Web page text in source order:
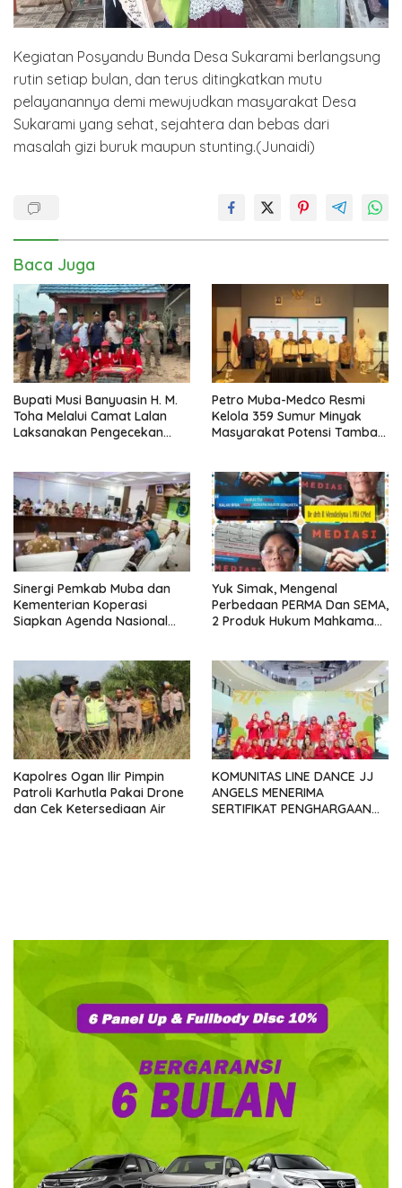
Kegiatan Posyandu Bunda Desa Sukarami berlangsung
rutin setiap bulan, dan terus ditingkatkan mutu
pelayanannya demi mewujudkan masyarakat Desa
Sukarami yang sehat, sejahtera dan bebas dari
masalah gizi buruk maupun stunting.(Junaidi)
Baca Juga
Bupati Musi Banyuasin H. M.
Toha Melalui Camat Lalan
Laksanakan Pengecekan
Perusahaan
Petro Muba-Medco Resmi
Kelola 359 Sumur Minyak
Masyarakat Potensi Tambah
Sinergi Pemkab Muba dan
Kementerian Koperasi
Siapkan Agenda Nasional
Pabrik KUD Sejahtera
Dimatangkan
Yuk Simak, Mengenal
Perbedaan PERMA Dan SEMA,
2 Produk Hukum Mahkamah
Kapolres Ogan Ilir Pimpin
Patroli Karhutla Pakai Drone
dan Cek Ketersediaan Air
KOMUNITAS LINE DANCE JJ
ANGELS MENERIMA
SERTIFIKAT PENGHARGAAN